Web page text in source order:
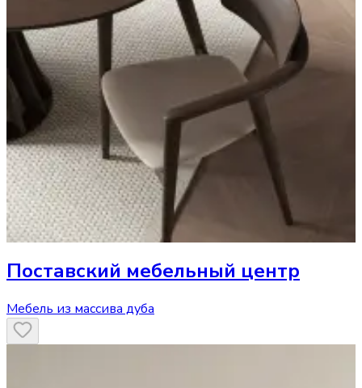
Поставский мебельный центр
Мебель из массива дуба